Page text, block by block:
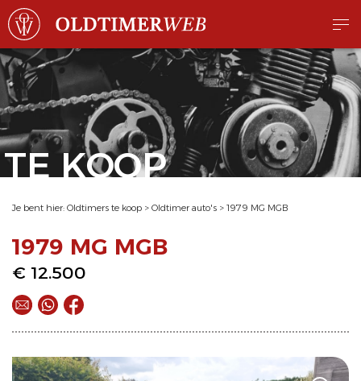
TE KOOP
Je bent hier: Oldtimers te koop > Oldtimer auto's > 1979 MG MGB
1979 MG MGB
€ 12.500